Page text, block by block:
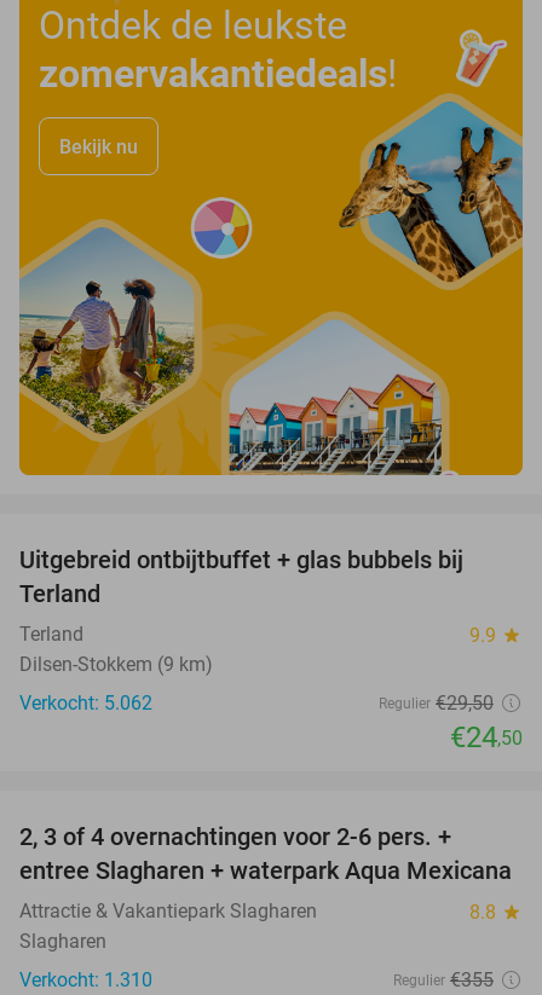
Ontdek de leukste
zomervakantiedeals!
Bekijk nu
Uitgebreid ontbijtbuffet + glas bubbels bij
Terland
Terland 9.9 star
Dilsen-Stokkem (9 km)
Verkocht: 5.062
Regulier €29,50
€24,50
2, 3 of 4 overnachtingen voor 2-6 pers. +
entree Slagharen + waterpark Aqua Mexicana
Attractie & Vakantiepark Slagharen 8.8 star
Slagharen
Verkocht: 1.310
Regulier €355